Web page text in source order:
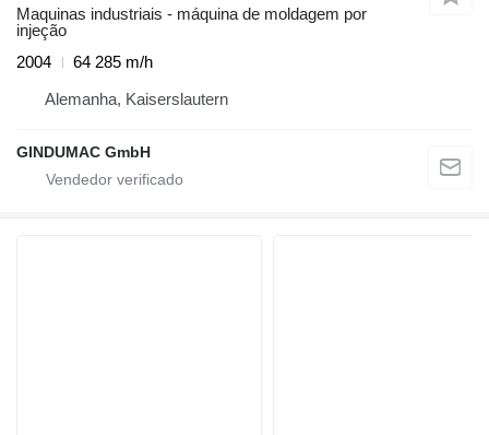
Maquinas industriais - máquina de moldagem por
injeção
2004
64 285 m/h
Alemanha, Kaiserslautern
GINDUMAC GmbH